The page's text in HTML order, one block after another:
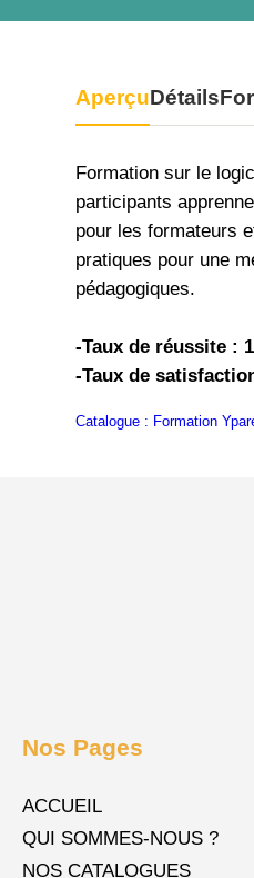
AperçuDétails
Formation sur le
participants
pour les formateurs
pratiques pour une
pédagogiques.
-Taux de réussite :
-Taux de
Catalogue : Formation
Nos Pages
ACCUEIL
QUI SOMMES-NOUS ?
NOS CATALOGUES